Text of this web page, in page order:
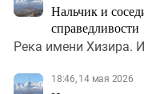
Нальчик и
справедливости
Река имени Хизира.
18:46, 14 мая 2026